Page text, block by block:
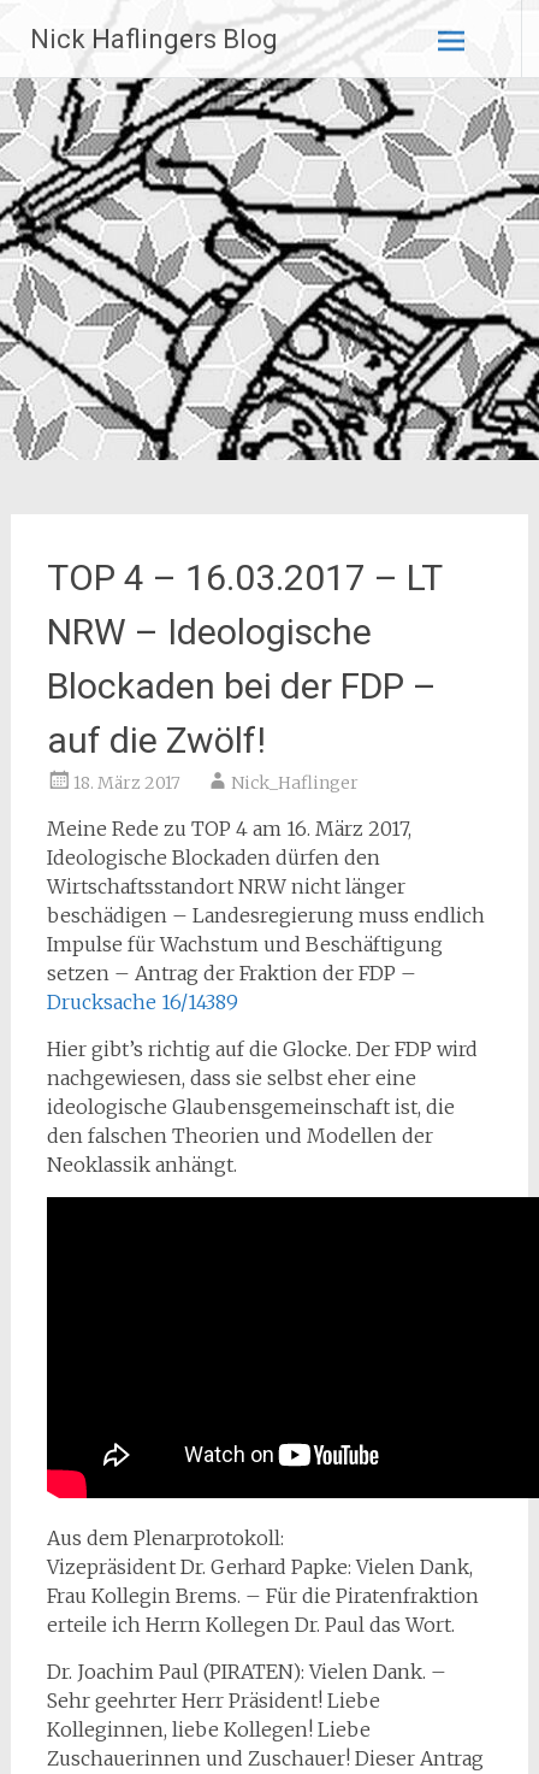
Inhalt
springen
Nick Haflingers Blog
TOP 4 – 16.03.2017 – LT
NRW – Ideologische
Blockaden bei der FDP –
auf die Zwölf!
18. März 2017 Nick_Haflinger
Meine Rede zu TOP 4 am 16. März 2017,
Ideologische Blockaden dürfen den
Wirtschaftsstandort NRW nicht länger
beschädigen – Landesregierung muss endlich
Impulse für Wachstum und Beschäftigung
setzen – Antrag der Fraktion der FDP –
Drucksache 16/14389
Hier gibt’s richtig auf die Glocke. Der FDP wird
nachgewiesen, dass sie selbst eher eine
ideologische Glaubensgemeinschaft ist, die
den falschen Theorien und Modellen der
Neoklassik anhängt.
Aus dem Plenarprotokoll:
Vizepräsident Dr. Gerhard Papke: Vielen Dank,
Frau Kollegin Brems. – Für die Piratenfraktion
erteile ich Herrn Kollegen Dr. Paul das Wort.
Dr. Joachim Paul (PIRATEN): Vielen Dank. –
Sehr geehrter Herr Präsident! Liebe
Kolleginnen, liebe Kollegen! Liebe
Zuschauerinnen und Zuschauer! Dieser Antrag